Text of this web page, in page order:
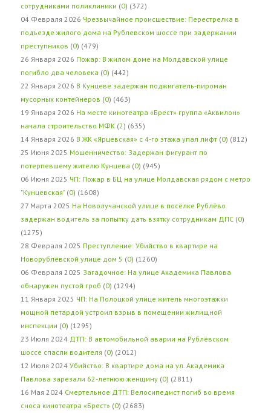
сотрудниками поликлиники (0) (372)
04 Февраля 2026 Чрезвычайное происшествие: Перестрелка в
подъезде жилого дома на Рублевском шоссе при задержании
преступников (0) (479)
26 Января 2026 Пожар: В жилом доме на Молдавской улице
погибло два человека (0) (442)
22 Января 2026 В Кунцеве задержан поджигатель-пироман
мусорных контейнеров (0) (463)
19 Января 2026 На месте кинотеатра «Брест» группа «Аквилон»
начала строительство МФК (2) (635)
14 Января 2026 В ЖК «Ярцевская» с 4-го этажа упал лифт (0) (812)
25 Июня 2025 Мошенничество: Задержан фигурант по
потерпевшему жителю Кунцева (0) (945)
06 Июня 2025 ЧП: Пожар в БЦ на улице Молдавская рядом с метро
"Кунцевская" (0) (1608)
27 Марта 2025 На Новолучанской улице в посёлке Рублёво
задержан водитель за попытку дать взятку сотрудникам ДПС (0)
(1275)
28 Февраля 2025 Преступление: Убийство в квартире на
Новорублёвской улице дом 5 (0) (1260)
06 Февраля 2025 Загадочное: На улице Академика Павлова
обнаружен пустой гроб (0) (1294)
11 Января 2025 ЧП: На Полоцкой улице житель многоэтажки
мощной петардой устроил взрыв в помещении жилищной
инспекции (0) (1295)
23 Июля 2024 ДТП: В автомобильной аварии на Рублёвском
шоссе спасли водителя (0) (2012)
12 Июля 2024 Убийство: В квартире дома на ул. Академика
Павлова зарезали 62-летнюю женщину (0) (2811)
16 Мая 2024 Смертельное ДТП: Велосипедист погиб во время
сноса кинотеатра «Брест» (0) (2683)